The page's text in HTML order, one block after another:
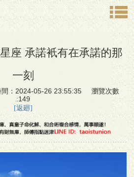
座 承諾衹有在承諾的那
一刻
：2024-05-26 23:55:35 瀏覽次數
:149
[返廻]